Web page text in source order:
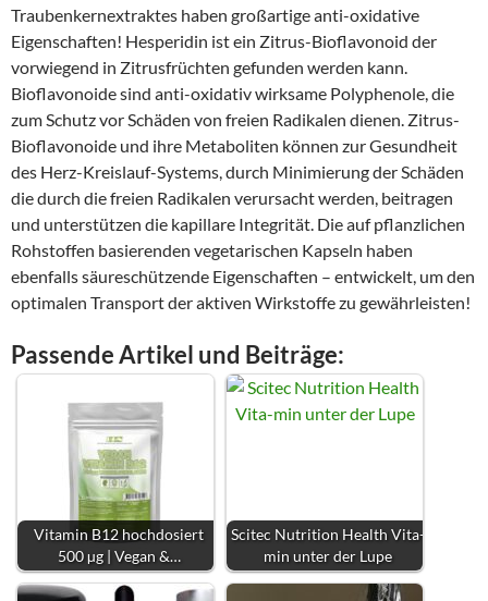
Traubenkernextraktes haben großartige anti-oxidative
Eigenschaften! Hesperidin ist ein Zitrus-Bioflavonoid der
vorwiegend in Zitrusfrüchten gefunden werden kann.
Bioflavonoide sind anti-oxidativ wirksame Polyphenole, die
zum Schutz vor Schäden von freien Radikalen dienen. Zitrus-
Bioflavonoide und ihre Metaboliten können zur Gesundheit
des Herz-Kreislauf-Systems, durch Minimierung der Schäden
die durch die freien Radikalen verursacht werden, beitragen
und unterstützen die kapillare Integrität. Die auf pflanzlichen
Rohstoffen basierenden vegetarischen Kapseln haben
ebenfalls säureschützende Eigenschaften – entwickelt, um den
optimalen Transport der aktiven Wirkstoffe zu gewährleisten!
Passende Artikel und Beiträge:
Vitamin B12 hochdosiert
500 µg | Vegan &…
Scitec Nutrition Health Vita-
min unter der Lupe